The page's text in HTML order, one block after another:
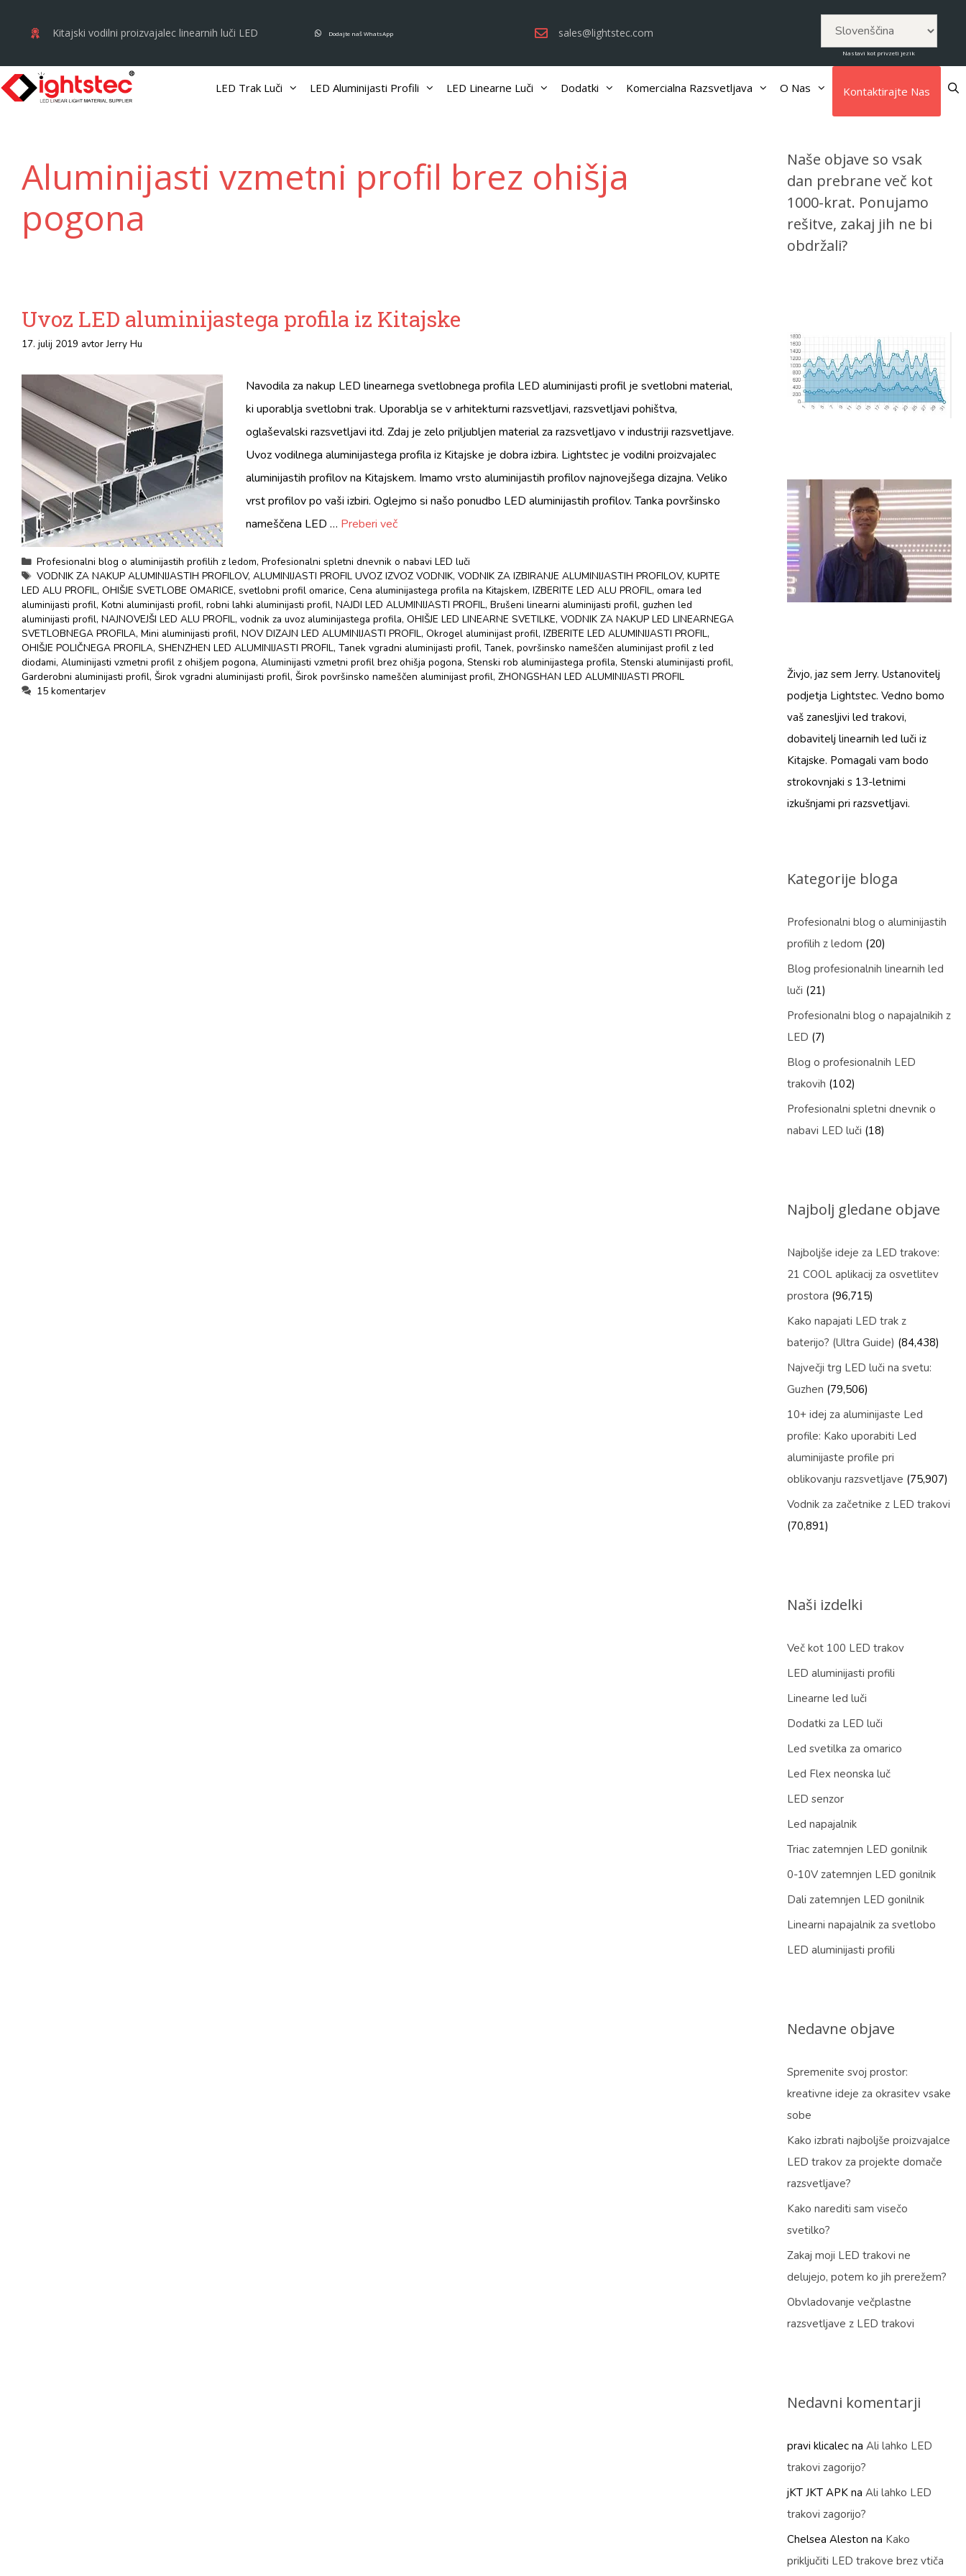
Kitajski vodilni proizvajalec linearnih luči LED Dodajte naš WhatsApp sales@lightstec.com
Nastavi kot privzeti jezik
LED Trak Luči LED Aluminijasti Profili LED Linearne Luči Dodatki Komercialna Razsvetljava O Nas Kontaktirajte Nas
Aluminijasti vzmetni profil brez ohišja
pogona
Uvoz LED aluminijastega profila iz Kitajske
17. julij 2019 avtorJerry Hu
Navodila za nakup LED linearnega svetlobnega profila LED aluminijasti profil je svetlobni material,
ki uporablja svetlobni trak. Uporablja se v arhitekturni razsvetljavi, razsvetljavi pohištva,
oglaševalski razsvetljavi itd. Zdaj je zelo priljubljen material za razsvetljavo v industriji razsvetljave.
Uvoz vodilnega aluminijastega profila iz Kitajske je dobra izbira. Lightstec je vodilni proizvajalec
aluminijastih profilov na Kitajskem. Imamo vrsto aluminijastih profilov najnovejšega dizajna. Veliko
vrst profilov po vaši izbiri. Oglejmo si našo ponudbo LED aluminijastih profilov. Tanka površinsko
nameščena LED … Preberi več
kategorije
Profesionalni blog o aluminijastih profilih z ledom,Profesionalni spletni dnevnik o nabavi LED luči
Oznake
VODNIK ZA NAKUP ALUMINIJASTIH PROFILOV,ALUMINIJASTI PROFIL UVOZ IZVOZ VODNIK,VODNIK ZA IZBIRANJE ALUMINIJASTIH PROFILOV,KUPITE
LED ALU PROFIL, OHIŠJE SVETLOBE OMARICE, svetlobni profil omarice, Cena aluminijastega profila na Kitajskem, IZBERITE LED ALU PROFIL, omara led
aluminijasti profil, Kotni aluminijasti profil, robni lahki aluminijasti profil, NAJDI LED ALUMINIJASTI PROFIL, Brušeni linearni aluminijasti profil, guzhen led
aluminijasti profil, NAJNOVEJŠI LED ALU PROFIL, vodnik za uvoz aluminijastega profila, OHIŠJE LED LINEARNE SVETILKE, VODNIK ZA NAKUP LED LINEARNEGA
SVETLOBNEGA PROFILA, Mini aluminijasti profil, NOV DIZAJN LED ALUMINIJASTI PROFIL, Okrogel aluminijast profil, IZBERITE LED ALUMINIJASTI PROFIL,
OHIŠJE POLIČNEGA PROFILA, SHENZHEN LED ALUMINIJASTI PROFIL, Tanek vgradni aluminijasti profil, Tanek, površinsko nameščen aluminijast profil z led
diodami, Aluminijasti vzmetni profil z ohišjem pogona, Aluminijasti vzmetni profil brez ohišja pogona, Stenski rob aluminijastega profila, Stenski aluminijasti profil,
Garderobni aluminijasti profil, Širok vgradni aluminijasti profil, Širok površinsko nameščen aluminijast profil, ZHONGSHAN LED ALUMINIJASTI PROFIL
15 komentarjev
Naše objave so vsak
dan prebrane več kot
1000-krat. Ponujamo
rešitve, zakaj jih ne bi
obdržali?
Živjo, jaz sem Jerry. Ustanovitelj
podjetja Lightstec. Vedno bomo
vaš zanesljivi led trakovi,
dobavitelj linearnih led luči iz
Kitajske. Pomagali vam bodo
strokovnjaki s 13-letnimi
izkušnjami pri razsvetljavi.
Kategorije bloga
Profesionalni blog o aluminijastih
profilih z ledom (20)
Blog profesionalnih linearnih led
luči (21)
Profesionalni blog o napajalnikih z
LED (7)
Blog o profesionalnih LED
trakovih (102)
Profesionalni spletni dnevnik o
nabavi LED luči (18)
Najbolj gledane objave
Najboljše ideje za LED trakove:
21 COOL aplikacij za osvetlitev
prostora (96,715)
Kako napajati LED trak z
baterijo? (Ultra Guide) (84,438)
Največji trg LED luči na svetu:
Guzhen (79,506)
10+ idej za aluminijaste Led
profile: Kako uporabiti Led
aluminijaste profile pri
oblikovanju razsvetljave (75,907)
Vodnik za začetnike z LED trakovi
(70,891)
Naši izdelki
Več kot 100 LED trakov
LED aluminijasti profili
Linearne led luči
Dodatki za LED luči
Led svetilka za omarico
Led Flex neonska luč
LED senzor
Led napajalnik
Triac zatemnjen LED gonilnik
0-10V zatemnjen LED gonilnik
Dali zatemnjen LED gonilnik
Linearni napajalnik za svetlobo
LED aluminijasti profili
Nedavne objave
Spremenite svoj prostor:
kreativne ideje za okrasitev vsake
sobe
Kako izbrati najboljše proizvajalce
LED trakov za projekte domače
razsvetljave?
Kako narediti sam visečo
svetilko?
Zakaj moji LED trakovi ne
delujejo, potem ko jih prerežem?
Obvladovanje večplastne
razsvetljave z LED trakovi
Nedavni komentarji
pravi klicalec naAli lahko LED
trakovi zagorijo?
jKT JKT APK naAli lahko LED
trakovi zagorijo?
Chelsea Aleston na Kako
priključiti LED trakove brez vtiča